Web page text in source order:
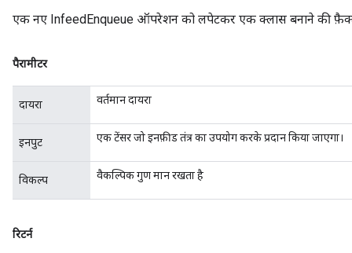
एक नए InfeedEnqueue ऑपरेशन को लपेटकर एक क्लास बनाने की
पैरामीटर
दायरा वर्तमान दायरा
इनपुट एक टेंसर जो इनफ़ीड तंत्र का उपयोग करके प्रदान किया जाएगा।
विकल्प वैकल्पिक गुण मान रखता है
रिटर्न